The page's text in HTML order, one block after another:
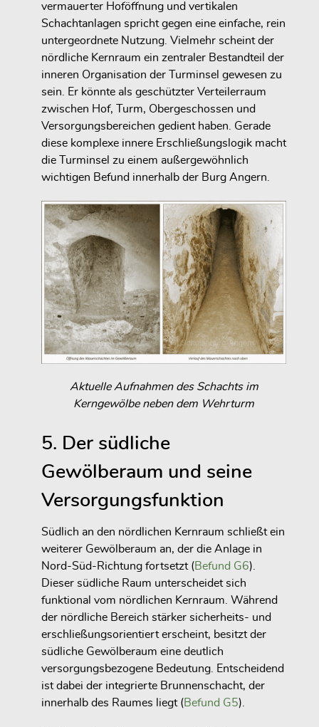
vermauerter Hoföffnung und vertikalen
Schachtanlagen spricht gegen eine einfache, rein
untergeordnete Nutzung. Vielmehr scheint der
nördliche Kernraum ein zentraler Bestandteil der
inneren Organisation der Turminsel gewesen zu
sein. Er könnte als geschützter Verteilerraum
zwischen Hof, Turm, Obergeschossen und
Versorgungsbereichen gedient haben. Gerade
diese komplexe innere Erschließungslogik macht
die Turminsel zu einem außergewöhnlich
wichtigen Befund innerhalb der Burg Angern.
Aktuelle Aufnahmen des Schachts im
Kerngewölbe neben dem Wehrturm
5. Der südliche
Gewölberaum und seine
Versorgungsfunktion
Südlich an den nördlichen Kernraum schließt ein
weiterer Gewölberaum an, der die Anlage in
Nord-Süd-Richtung fortsetzt (Befund G6).
Dieser südliche Raum unterscheidet sich
funktional vom nördlichen Kernraum. Während
der nördliche Bereich stärker sicherheits- und
erschließungsorientiert erscheint, besitzt der
südliche Gewölberaum eine deutlich
versorgungsbezogene Bedeutung. Entscheidend
ist dabei der integrierte Brunnenschacht, der
innerhalb des Raumes liegt (Befund G5).